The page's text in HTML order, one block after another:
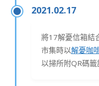
2021.02.17
將17解憂信箱結
市集時以解憂咖
以掃所附QR碼